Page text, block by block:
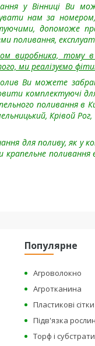
у Вінниці Ви
нам за
допоможе
поливання,
виробника, тому
ми реалізуємо
Ви можете
комплектуючі
поливання в
Крівой Рог,
для поливу, як у
поливання
Популярне
Агроволокно
Агротканина
Пластикові сітки
Підв'язка рослин
Торф і субстрати